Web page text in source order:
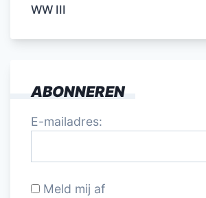
WW III
ABONNEREN
E-mailadres:
Meld mij af